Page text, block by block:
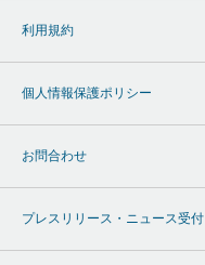
利用規約
個人情報保護ポリシー
お問合わせ
プレスリリース・ニュース受付